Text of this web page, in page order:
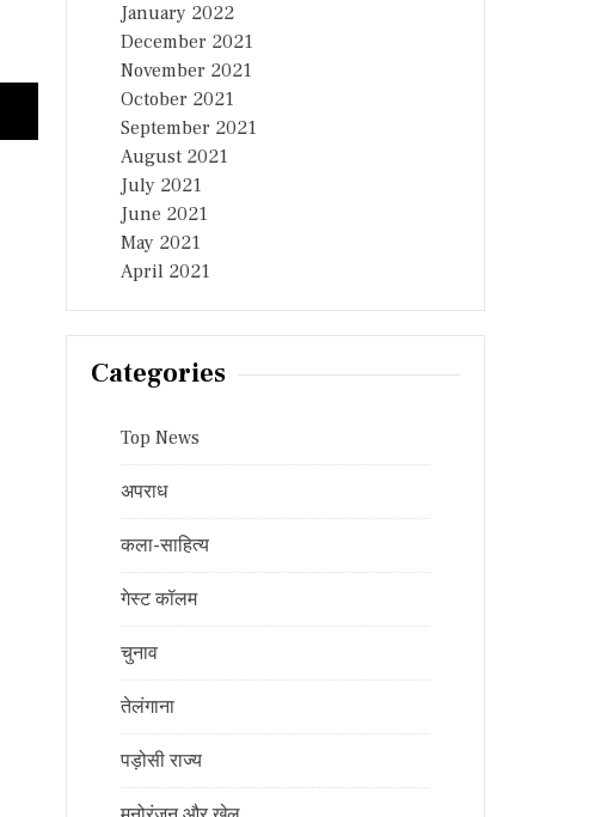
January 2022
December 2021
November 2021
October 2021
September 2021
August 2021
July 2021
June 2021
May 2021
April 2021
Categories
Top News
अपराध
कला-साहित्य
गेस्ट कॉलम
चुनाव
तेलंगाना
पड़ोसी राज्य